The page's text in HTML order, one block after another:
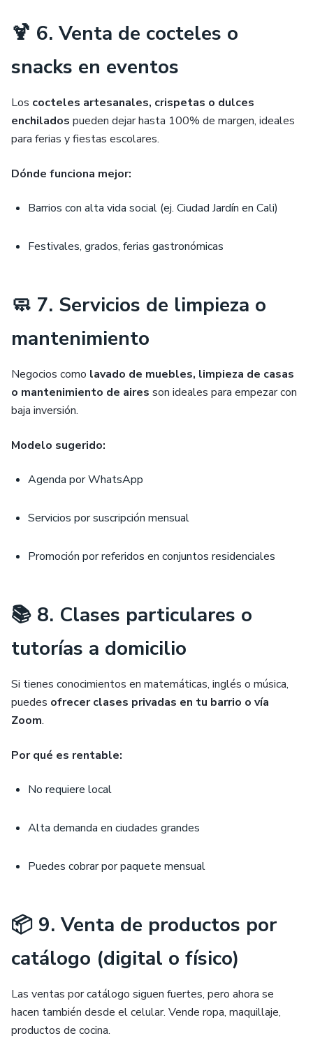
🍹 6. Venta de cocteles o
snacks en eventos
Los cocteles artesanales, crispetas o dulces
enchilados pueden dejar hasta 100% de margen, ideales
para ferias y fiestas escolares.
Dónde funciona mejor:
Barrios con alta vida social (ej. Ciudad Jardín en Cali)
Festivales, grados, ferias gastronómicas
🧼 7. Servicios de limpieza o
mantenimiento
Negocios como lavado de muebles, limpieza de casas
o mantenimiento de aires son ideales para empezar con
baja inversión.
Modelo sugerido:
Agenda por WhatsApp
Servicios por suscripción mensual
Promoción por referidos en conjuntos residenciales
📚 8. Clases particulares o
tutorías a domicilio
Si tienes conocimientos en matemáticas, inglés o música,
puedes ofrecer clases privadas en tu barrio o vía
Zoom.
Por qué es rentable:
No requiere local
Alta demanda en ciudades grandes
Puedes cobrar por paquete mensual
📦 9. Venta de productos por
catálogo (digital o físico)
Las ventas por catálogo siguen fuertes, pero ahora se
hacen también desde el celular. Vende ropa, maquillaje,
productos de cocina.